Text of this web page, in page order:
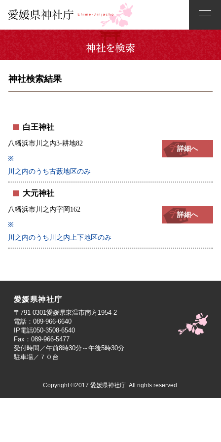
神社検索結果
白王神社
八幡浜市川之内3-耕地82
詳細へ
※
川之内のうち古藪地区のみ
大元神社
八幡浜市川之内字岡162
詳細へ
※
川之内のうち川之内上下地区のみ
愛媛県神社庁
〒791-0301愛媛県東温市南方1954-2
電話：089-966-6640
IP電話050-3508-6540
Fax：089-966-5477
受付時間／午前8時30分～午後5時30分
駐車場／７０台
Copyright ©2017 愛媛県神社庁. All rights reserved.